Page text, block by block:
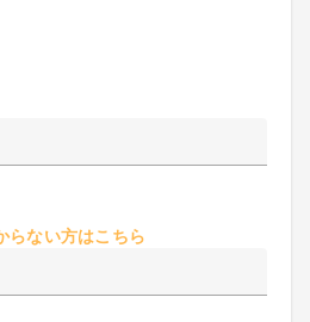
らない方はこちら